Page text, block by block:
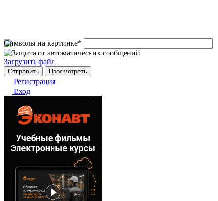
Символы на картинке*
Загрузить файл
Регистрация
Вход